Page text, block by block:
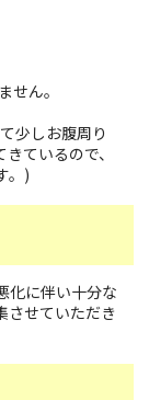
せん。
少しお腹周り
ているので、
。)
化に伴い十分な
させていただき